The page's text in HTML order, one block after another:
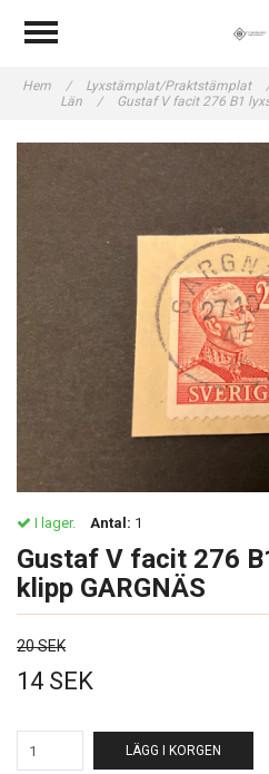
Hem / Lyxstämplat/Praktstämplat
Län
/ Gustaf V facit 276 B1
I lager. Antal: 1
Gustaf V facit 276
klipp GARGNÄS
20 SEK
14 SEK
LÄGG I KORGEN